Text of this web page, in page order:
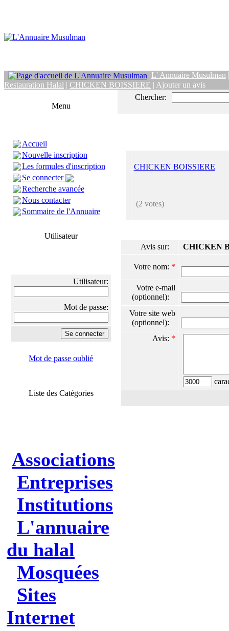
L' Annuaire Musulman
Restauration Halal | CHICKEN BOISSIERE | Ajouter un avis
Menu
Accueil
Nouvelle inscription
Les formules d'inscription
Se connecter
Recherche avancée
Nous contacter
Sommaire de l'Annuaire
Utilisateur
Utilisateur:
Mot de passe:
Mot de passe oublié
Liste des Catégories
Associations
Entreprises
Institutions
L'annuaire
du halal
Mosquées
Sites
Internet
Chercher:
CHICKEN BOISSIERE
(2 votes)
Avis sur: CHICKEN
Votre nom: *
Votre e-mail
(optionnel):
Votre site web
(optionnel):
Avis: *